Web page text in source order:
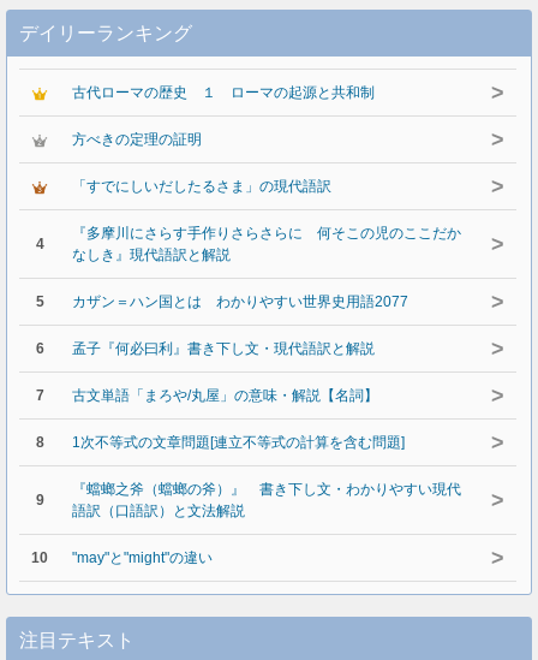
デイリーランキング
古代ローマの歴史 １ ローマの起源と共和制 >
方べきの定理の証明 >
「すでにしいだしたるさま」の現代語訳 >
4
『多摩川にさらす手作りさらさらに 何そこの児のここだか
なしき』現代語訳と解説
>
5 カザン＝ハン国とは わかりやすい世界史用語2077 >
6 孟子『何必曰利』書き下し文・現代語訳と解説 >
7 古文単語「まろや/丸屋」の意味・解説【名詞】 >
8 1次不等式の文章問題[連立不等式の計算を含む問題] >
9
『蟷螂之斧（蟷螂の斧）』 書き下し文・わかりやすい現代
語訳（口語訳）と文法解説
>
10 "may"と"might"の違い >
注目テキスト